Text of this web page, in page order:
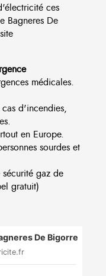
ces
Bagneres De
médicales.
d'incendies,
en Europe.
sourdes et
gaz de
gratuit)
De Bigorre